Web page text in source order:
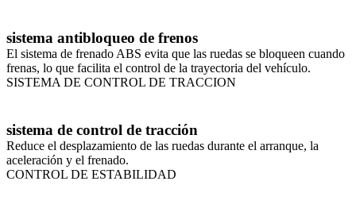
sistema antibloqueo de frenos
El sistema de frenado ABS evita que las ruedas se bloqueen cuando
frenas, lo que facilita el control de la trayectoria del vehículo.
SISTEMA DE CONTROL DE TRACCION
sistema de control de tracción
Reduce el desplazamiento de las ruedas durante el arranque, la
aceleración y el frenado.
CONTROL DE ESTABILIDAD